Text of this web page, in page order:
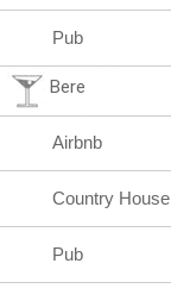
Pub
Bere
Airbnb
Country House
Pub